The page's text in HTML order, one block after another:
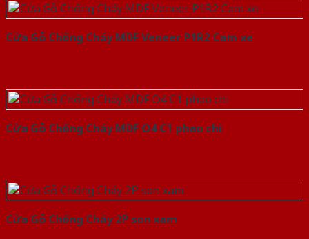
Cửa Gỗ Chống Cháy MDF Veneer P1R2 Cam xe
Cửa Gỗ Chống Cháy MDF O4 C1 phao chi
Cửa Gỗ Chống Cháy 2P son xam